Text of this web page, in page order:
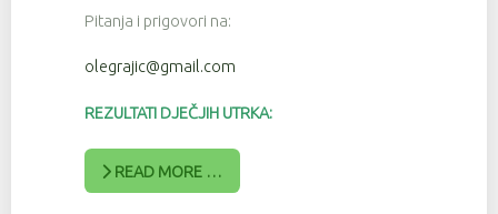
Pitanja i prigovori na:
olegrajic@gmail.com
REZULTATI DJEČJIH UTRKA:
READ MORE …